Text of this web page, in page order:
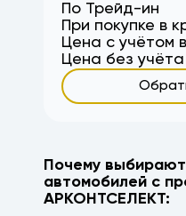
По Трейд-ин
При покупке в
Цена с учётом
Цена без
Почему выбирают
автомобилей с
АРКОНТСЕЛЕКТ: